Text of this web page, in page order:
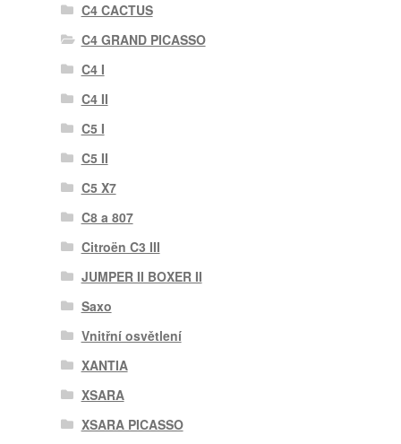
C4 CACTUS
C4 GRAND PICASSO
C4 I
C4 II
C5 I
C5 II
C5 X7
C8 a 807
Citroën C3 III
JUMPER II BOXER II
Saxo
Vnitřní osvětlení
XANTIA
XSARA
XSARA PICASSO